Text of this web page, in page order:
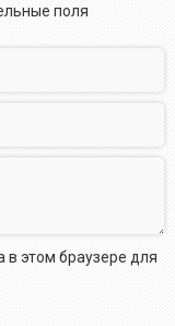
поля
в этом браузере для